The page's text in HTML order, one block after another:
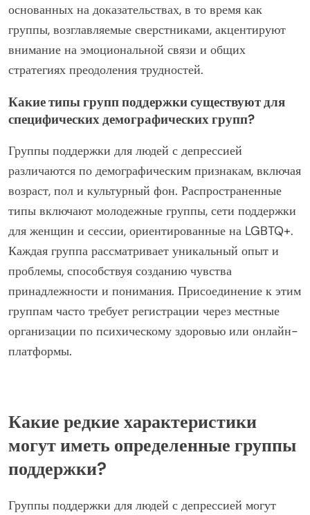
терапевтические инсайты. В отличие от этого,
группы, возглавляемые сверстниками, способствуют
созданию чувства сообщества и поддержки через
взаимопонимание. Исследования показывают, что оба
но их подходы различаются. Группы, ведущие
профессионалы, могут сосредотачиваться на методах,
основанных на доказательствах, в то время как
группы, возглавляемые сверстниками, акцентируют
внимание на эмоциональной связи и общих
стратегиях преодоления трудностей.
Какие типы групп поддержки существуют для
специфических демографических групп?
Группы поддержки для людей с депрессией
различаются по демографическим признакам, включая
возраст, пол и культурный фон. Распространенные
типы включают молодежные группы, сети поддержки
принадлежности и понимания. Присоединение к этим
группам часто требует регистрации через местные
организации по психическому здоровью или онлайн-